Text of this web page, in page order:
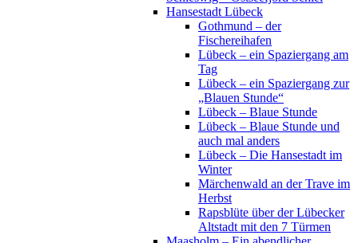
Hansestadt Lübeck
Gothmund – der
Fischereihafen
Lübeck – ein Spaziergang am
Tag
Lübeck – ein Spaziergang zur
„Blauen Stunde“
Lübeck – Blaue Stunde
Lübeck – Blaue Stunde und
auch mal anders
Lübeck – Die Hansestadt im
Winter
Märchenwald an der Trave im
Herbst
Rapsblüte über der Lübecker
Altstadt mit den 7 Türmen